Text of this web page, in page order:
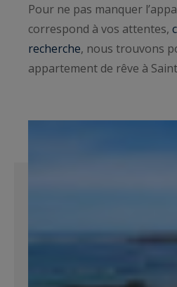
Pour ne pas manquer
correspond à vos attentes,
recherche, nous trouvons
appartement de rêve à